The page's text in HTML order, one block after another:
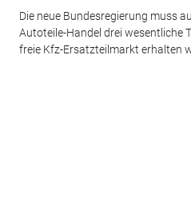
Die neue Bundesregierung muss
Autoteile-Handel drei wesentliche
freie Kfz-Ersatzteilmarkt erhalten